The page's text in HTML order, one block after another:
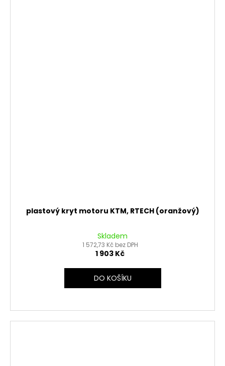
plastový kryt motoru KTM, RTECH (oranžový)
Skladem
1 572,73 Kč bez DPH
1 903 Kč
DO KOŠÍKU